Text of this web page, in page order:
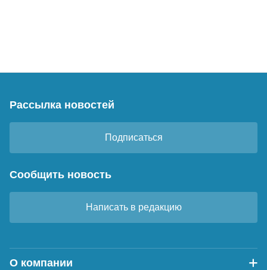
Рассылка новостей
Подписаться
Сообщить новость
Написать в редакцию
О компании